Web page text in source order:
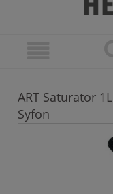
ART Saturator
Syfon